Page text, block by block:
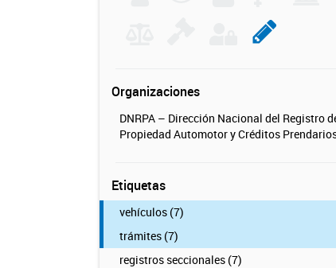
Organizaciones
DNRPA – Dirección Nacional del Registro
Propiedad Automotor y Créditos
Etiquetas
vehículos (7)
trámites (7)
registros seccionales (7)